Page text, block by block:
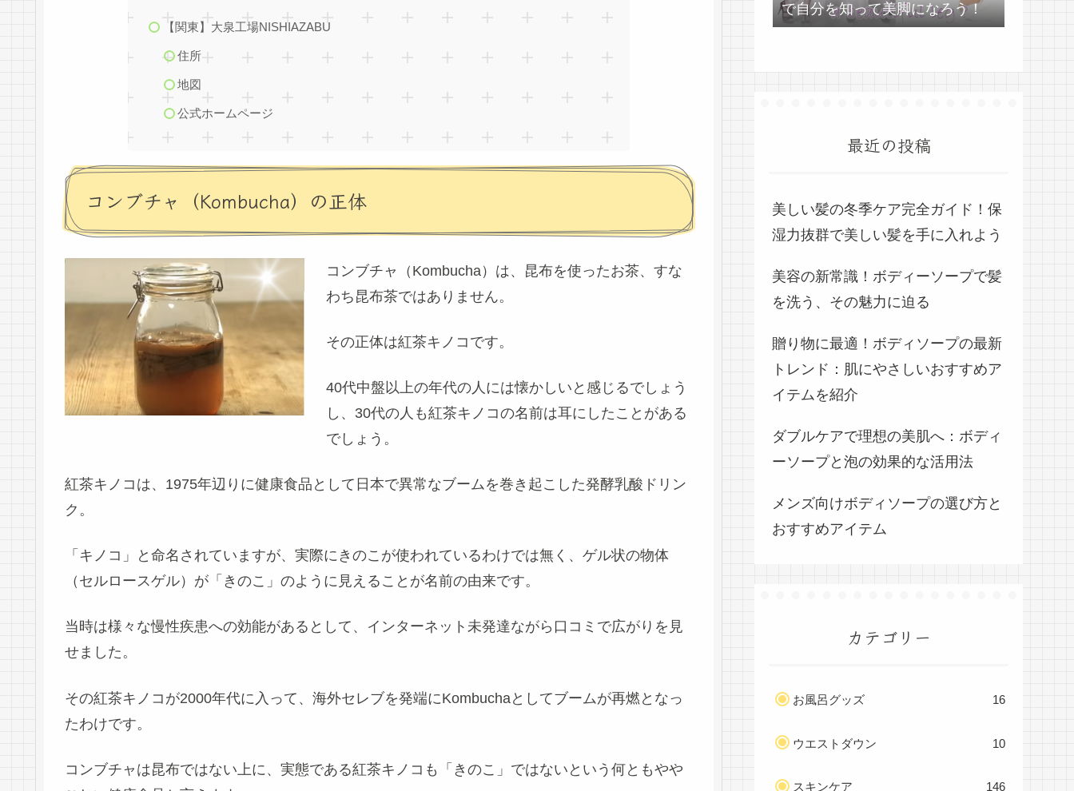
【関東】大泉工場NISHIAZABU
住所
地図
公式ホームページ
コンブチャ（Kombucha）の正体
コンブチャ（Kombucha）は、昆布を使ったお茶、すな
わち 昆布茶ではありません。
その正体は紅茶キノコ です。
40代中盤以上の年代の人には懐かしいと感じるでしょう
し、30代の人も紅茶キノコの名前は耳にしたことがある
でしょう。
紅茶キノコは、 1975年辺りに健康食品として日本で異常なブームを巻き起こした発酵乳酸ドリン
ク 。
「キノコ」と命名されていますが、実際にきのこが使われているわけでは無く、 ゲル状の物体
（セルロースゲル） が「きのこ」のように見えることが名前の由来です。
当時は様々な慢性疾患への効能があるとして、インターネット未発達ながら口コミで広がりを見
せました。
その紅茶キノコが2000年代に入って、海外セレブを発端にKombucha としてブームが再燃となっ
たわけです。
コンブチャは昆布ではない上に、実態である紅茶キノコも「きのこ」ではないという何ともやや
で自分を知って美脚になろう！
最近の投稿
美しい髪の冬季ケア完全ガイド！保
湿力抜群で美しい髪を手に入れよう
美容の新常識！ボディーソープで髪
を洗う、その魅力に迫る
贈り物に最適！ボディソープの最新
トレンド：肌にやさしいおすすめア
イテムを紹介
ダブルケアで理想の美肌へ：ボディ
ーソープと泡の効果的な活用法
メンズ向けボディソープの選び方と
おすすめアイテム
カテゴリー
お風呂グッズ 16
ウエストダウン 10
スキンケア 146